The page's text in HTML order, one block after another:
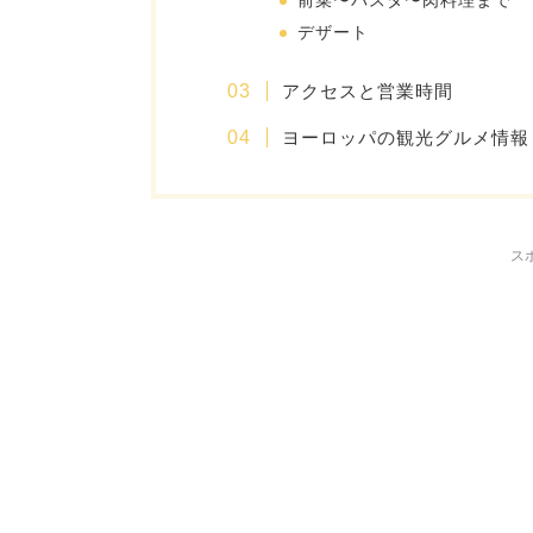
デザート
アクセスと営業時間
ヨーロッパの観光グルメ情
ス